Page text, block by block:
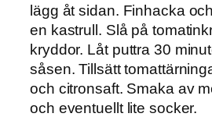
lägg åt sidan. Finhacka
en kastrull. Slå på
kryddor. Låt puttra 30
såsen. Tillsätt
och citronsaft. Smaka av
och eventuellt lite socker.